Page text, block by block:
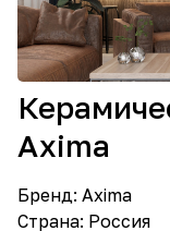
Axima
Бренд: Axima
Страна: Россия